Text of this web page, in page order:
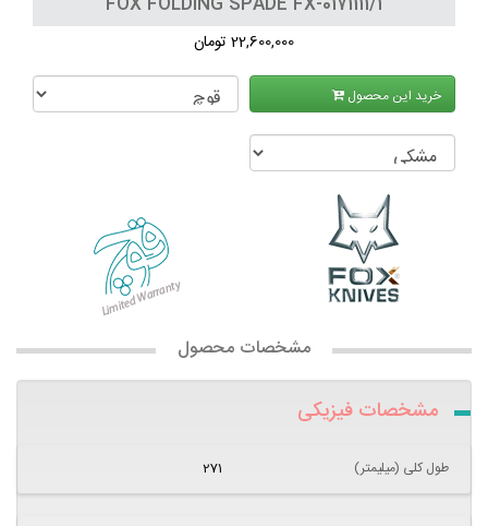
22,600,000 تومان
خرید این محصول
مشخصات محصول
مشخصات فیزیکی
طول کلی (میلیمتر) 271